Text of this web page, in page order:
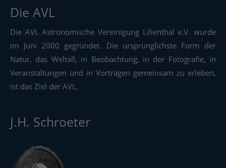
Die AVL
Die AVL Astronomische Vereinigung Lilienthal e.V. wurde
im Juni 2000 gegründet. Die ursprünglichste Form der
Natur, das Weltall, in Beobachtung, in der Fotografie, in
Veranstaltungen und in Vorträgen gemeinsam zu erleben,
ist das Ziel der AVL.
J.H. Schroeter